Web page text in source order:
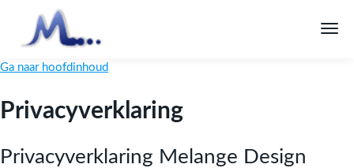
Ga naar hoofdinhoud
Privacyverklaring
Privacyverklaring Melange Design